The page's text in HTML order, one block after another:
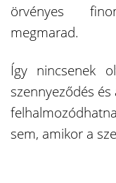
örvényes
megmarad.
Így nincsenek
szennyeződés
sem, amikor a